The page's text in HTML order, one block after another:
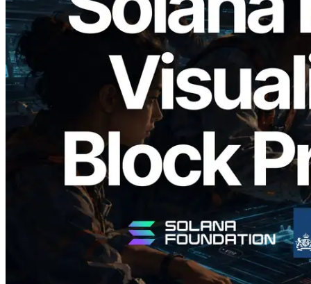
2026.05.24
Validators Solutions запускает Solana
Block Analyzer — визуализация
времени генерации блоков и
назначенных валидаторов на уровне
слотов
Читать эту статью